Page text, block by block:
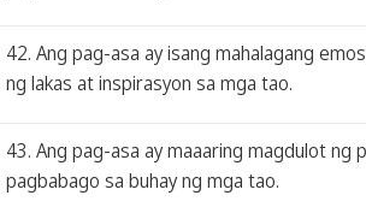
42. Ang pag-asa ay isang mahalagang
ng lakas at inspirasyon sa mga tao.
43. Ang pag-asa ay maaaring magdulot ng
pagbabago sa buhay ng mga tao.